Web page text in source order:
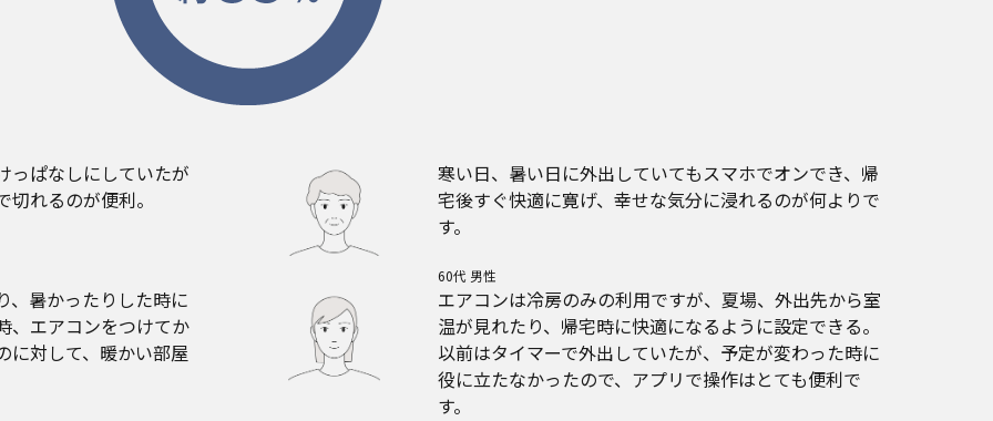
っぱなしにしていたが
れるのが便利。
寒い日、暑い日に外出していてもスマホでオンでき、帰
宅後すぐ快適に寛げ、幸せな気分に浸れるのが何よりで
す。
60代 男性
、暑かったりした時に
、エアコンをつけてか
に対して、暖かい部屋
エアコンは冷房のみの利用ですが、夏場、外出先から室
温が見れたり、帰宅時に快適になるように設定できる。
以前はタイマーで外出していたが、予定が変わった時に
役に立たなかったので、アプリで操作はとても便利で
す。